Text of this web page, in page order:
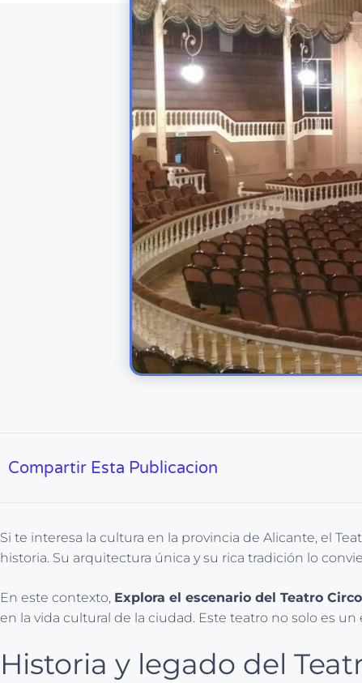
Compartir Esta Publicacion
Si te interesa la cultura en la provincia de Alicante, el
historia. Su arquitectura única y su rica tradición lo
En este contexto, Explora el escenario del Teatro
en la vida cultural de la ciudad. Este teatro no solo es
Historia y legado del